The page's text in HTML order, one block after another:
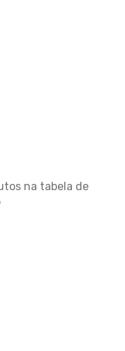
na tabela de